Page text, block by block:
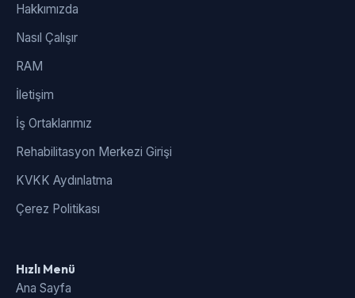
Hakkımızda
Nasıl Çalışır
RAM
İletişim
İş Ortaklarımız
Rehabilitasyon Merkezi Girişi
KVKK Aydınlatma
Çerez Politikası
Hızlı Menü
Ana Sayfa